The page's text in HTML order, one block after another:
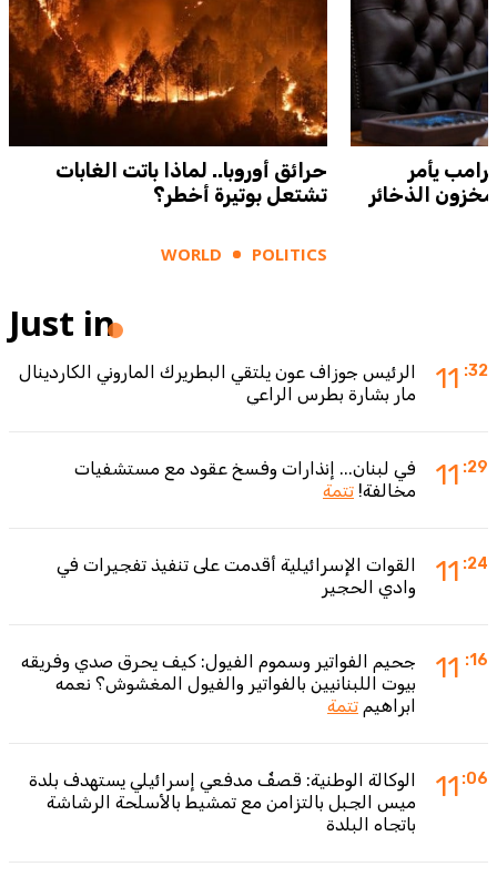
حرائق أوروبا.. لماذا باتت الغابات
تشتعل بوتيرة أخطر؟
WORLD POLITICS
يأمر
الذخائر
Just in
11 :32
الرئيس جوزاف عون يلتقي البطريرك الماروني الكاردينال
مار بشارة بطرس الراعي
11 :29
في لبنان... إنذارات وفسخ عقود مع مستشفيات
مخالفة! تتمة
11 :24
القوات الإسرائيلية أقدمت على تنفيذ تفجيرات في
وادي الحجير
11 :16
جحيم الفواتير وسموم الفيول: كيف يحرق صدي وفريقه
بيوت اللبنانيين بالفواتير والفيول المغشوش؟ نعمه
ابراهيم تتمة
11 :06
الوكالة الوطنية: قصفٌ مدفعي إسرائيلي يستهدف بلدة
ميس الجبل بالتزامن مع تمشيط بالأسلحة الرشاشة
باتجاه البلدة